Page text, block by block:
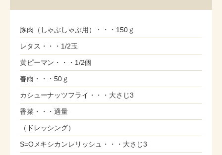
豚肉（しゃぶしゃぶ用）・・・150ｇ
レタス・・・1/2玉
黄ピーマン・・・1/2個
春雨・・・50ｇ
カシューナッツフライ・・・大さじ3
香菜・・・適量
（ドレッシング）
S=Oメキシカンレリッシュ・・・大さじ3